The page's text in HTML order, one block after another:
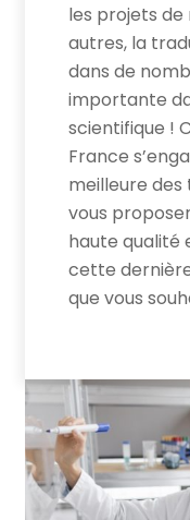
les projets de
autres, la
dans de
importante
scientifique !
France
meilleure des
vous
haute qualité
cette
que vous